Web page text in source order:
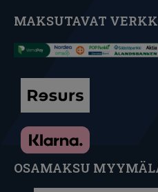
MAKSUTAVAT
OSAMAKSU